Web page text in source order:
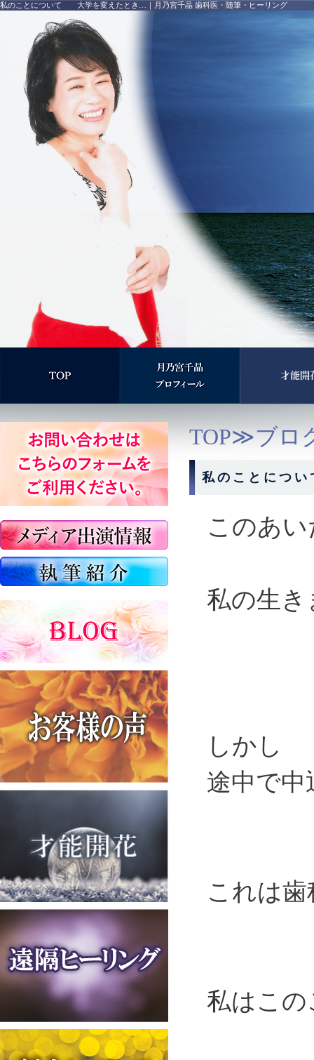
私のことについて 大学を変えたとき… ｜ 月乃宮千晶 歯科医・随筆・ヒーリング
TOP≫ブロ
私のことにつ
このあ
私の生き
しかし
途中で
これは
私はこ